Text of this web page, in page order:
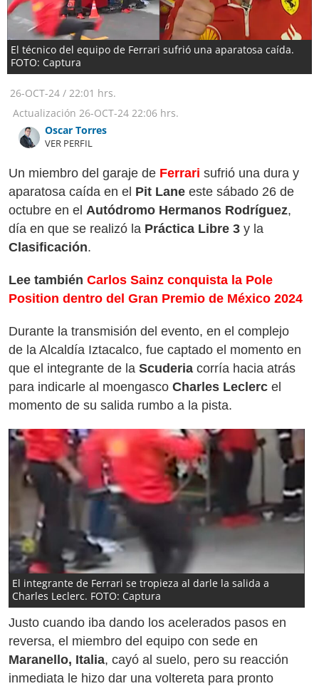
El técnico del equipo de Ferrari sufrió una aparatosa caída.
FOTO: Captura
26-OCT-24 / 22:01 hrs.
Actualización 26-OCT-24 22:06 hrs.
Oscar Torres
VER PERFIL
Un miembro del garaje de Ferrari sufrió una dura y
aparatosa caída en el Pit Lane este sábado 26 de
octubre en el Autódromo Hermanos Rodríguez,
día en que se realizó la Práctica Libre 3 y la
Clasificación.
Lee también Carlos Sainz conquista la Pole
Position dentro del Gran Premio de México 2024
Durante la transmisión del evento, en el complejo
de la Alcaldía Iztacalco, fue captado el momento en
que el integrante de la Scuderia corría hacia atrás
para indicarle al moengasco Charles Leclerc el
momento de su salida rumbo a la pista.
El integrante de Ferrari se tropieza al darle la salida a
Charles Leclerc. FOTO: Captura
Justo cuando iba dando los acelerados pasos en
reversa, el miembro del equipo con sede en
Maranello, Italia, cayó al suelo, pero su reacción
inmediata le hizo dar una voltereta para pronto